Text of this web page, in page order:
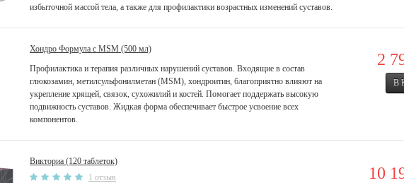
избыточной массой тела, а также для профилактики возрастных изменений суставов.
Хондро Формула с MSM (500 мл)
Профилактика и терапия различных нарушений суставов. Входящие в состав
глюкозамин, метилсульфонилметан (МSМ), хондроитин, благоприятно влияют на
укрепление хрящей, связок, сухожилий и костей. Помогает поддержать высокую
подвижность суставов. Жидкая форма обеспечивает быстрое усвоение всех
компонентов.
2
Викториа (120 таблеток)
1 отзыв
10